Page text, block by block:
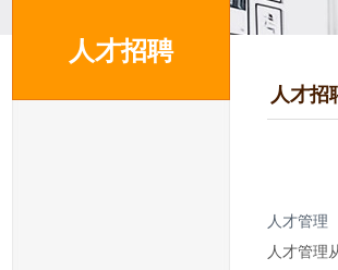
人才招聘
人才招
人才管理
人才管理